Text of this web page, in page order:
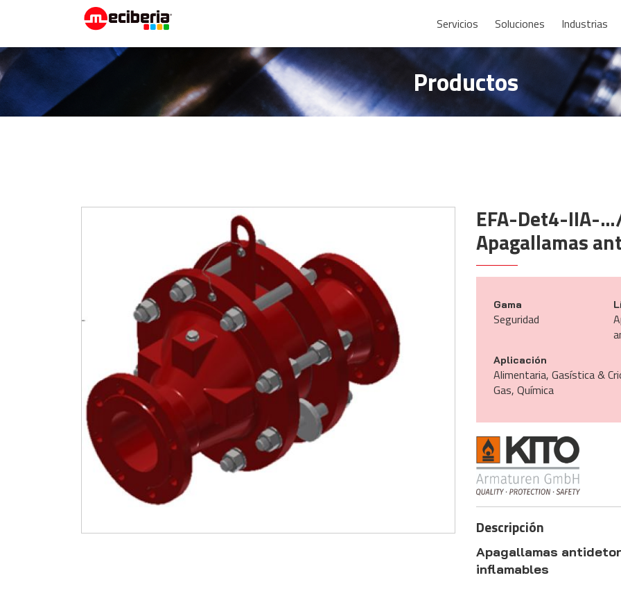
Servicios Soluciones Industrias
Productos
EFA-Det4-IIA-
Apagallamas
Gama
Seguridad
Aplicación
Alimentaria, Gasística &
Gas, Química
Descripción
Apagallamas
inflamables